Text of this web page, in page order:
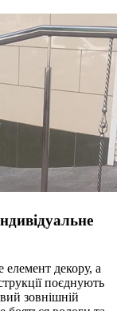
декору, а
поєднують
зовнішній